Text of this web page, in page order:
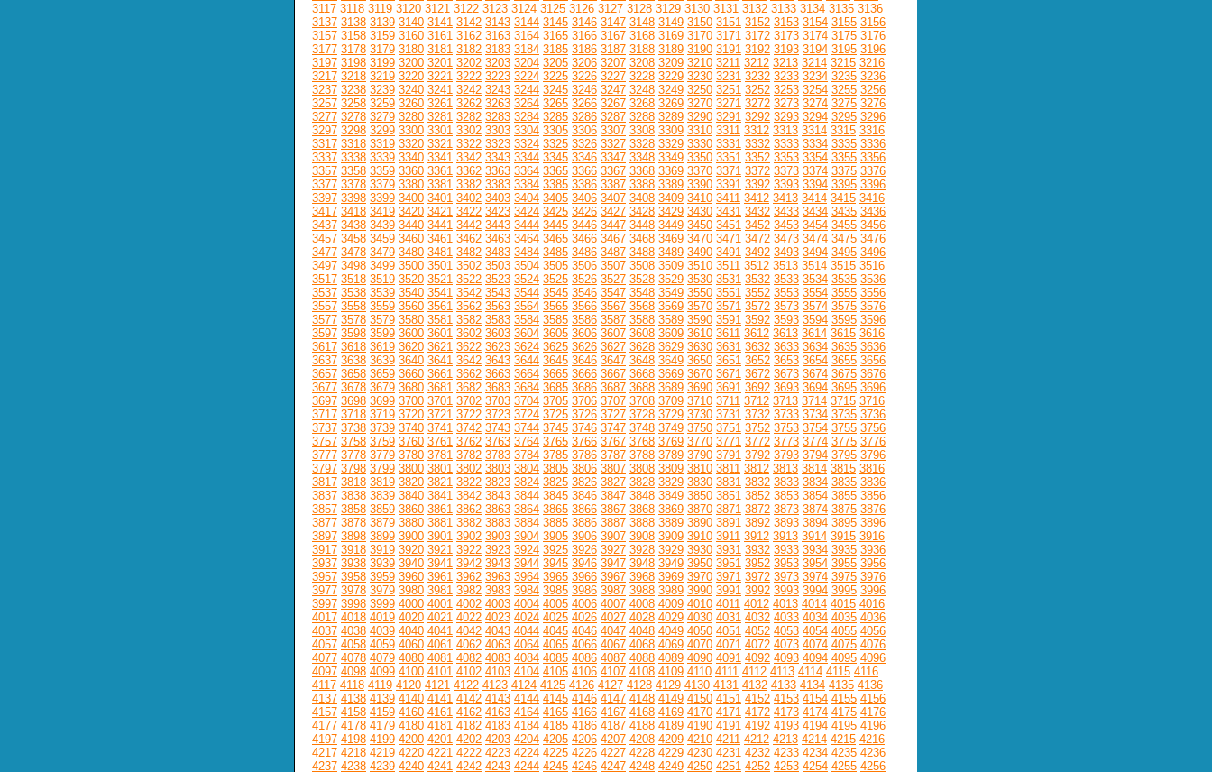
3117 3118 3119 3120 3121 3122 3123 3124 3125 3126 3127 3128 3129 3130 3131 3132 3133 3134 3135 3136
3137 3138 3139 3140 3141 3142 3143 3144 3145 3146 3147 3148 3149 3150 3151 3152 3153 3154 3155 3156
3157 3158 3159 3160 3161 3162 3163 3164 3165 3166 3167 3168 3169 3170 3171 3172 3173 3174 3175 3176
3177 3178 3179 3180 3181 3182 3183 3184 3185 3186 3187 3188 3189 3190 3191 3192 3193 3194 3195 3196
3197 3198 3199 3200 3201 3202 3203 3204 3205 3206 3207 3208 3209 3210 3211 3212 3213 3214 3215 3216
3217 3218 3219 3220 3221 3222 3223 3224 3225 3226 3227 3228 3229 3230 3231 3232 3233 3234 3235 3236
3237 3238 3239 3240 3241 3242 3243 3244 3245 3246 3247 3248 3249 3250 3251 3252 3253 3254 3255 3256
3257 3258 3259 3260 3261 3262 3263 3264 3265 3266 3267 3268 3269 3270 3271 3272 3273 3274 3275 3276
3277 3278 3279 3280 3281 3282 3283 3284 3285 3286 3287 3288 3289 3290 3291 3292 3293 3294 3295 3296
3297 3298 3299 3300 3301 3302 3303 3304 3305 3306 3307 3308 3309 3310 3311 3312 3313 3314 3315 3316
3317 3318 3319 3320 3321 3322 3323 3324 3325 3326 3327 3328 3329 3330 3331 3332 3333 3334 3335 3336
3337 3338 3339 3340 3341 3342 3343 3344 3345 3346 3347 3348 3349 3350 3351 3352 3353 3354 3355 3356
3357 3358 3359 3360 3361 3362 3363 3364 3365 3366 3367 3368 3369 3370 3371 3372 3373 3374 3375 3376
3377 3378 3379 3380 3381 3382 3383 3384 3385 3386 3387 3388 3389 3390 3391 3392 3393 3394 3395 3396
3397 3398 3399 3400 3401 3402 3403 3404 3405 3406 3407 3408 3409 3410 3411 3412 3413 3414 3415 3416
3417 3418 3419 3420 3421 3422 3423 3424 3425 3426 3427 3428 3429 3430 3431 3432 3433 3434 3435 3436
3437 3438 3439 3440 3441 3442 3443 3444 3445 3446 3447 3448 3449 3450 3451 3452 3453 3454 3455 3456
3457 3458 3459 3460 3461 3462 3463 3464 3465 3466 3467 3468 3469 3470 3471 3472 3473 3474 3475 3476
3477 3478 3479 3480 3481 3482 3483 3484 3485 3486 3487 3488 3489 3490 3491 3492 3493 3494 3495 3496
3497 3498 3499 3500 3501 3502 3503 3504 3505 3506 3507 3508 3509 3510 3511 3512 3513 3514 3515 3516
3517 3518 3519 3520 3521 3522 3523 3524 3525 3526 3527 3528 3529 3530 3531 3532 3533 3534 3535 3536
3537 3538 3539 3540 3541 3542 3543 3544 3545 3546 3547 3548 3549 3550 3551 3552 3553 3554 3555 3556
3557 3558 3559 3560 3561 3562 3563 3564 3565 3566 3567 3568 3569 3570 3571 3572 3573 3574 3575 3576
3577 3578 3579 3580 3581 3582 3583 3584 3585 3586 3587 3588 3589 3590 3591 3592 3593 3594 3595 3596
3597 3598 3599 3600 3601 3602 3603 3604 3605 3606 3607 3608 3609 3610 3611 3612 3613 3614 3615 3616
3617 3618 3619 3620 3621 3622 3623 3624 3625 3626 3627 3628 3629 3630 3631 3632 3633 3634 3635 3636
3637 3638 3639 3640 3641 3642 3643 3644 3645 3646 3647 3648 3649 3650 3651 3652 3653 3654 3655 3656
3657 3658 3659 3660 3661 3662 3663 3664 3665 3666 3667 3668 3669 3670 3671 3672 3673 3674 3675 3676
3677 3678 3679 3680 3681 3682 3683 3684 3685 3686 3687 3688 3689 3690 3691 3692 3693 3694 3695 3696
3697 3698 3699 3700 3701 3702 3703 3704 3705 3706 3707 3708 3709 3710 3711 3712 3713 3714 3715 3716
3717 3718 3719 3720 3721 3722 3723 3724 3725 3726 3727 3728 3729 3730 3731 3732 3733 3734 3735 3736
3737 3738 3739 3740 3741 3742 3743 3744 3745 3746 3747 3748 3749 3750 3751 3752 3753 3754 3755 3756
3757 3758 3759 3760 3761 3762 3763 3764 3765 3766 3767 3768 3769 3770 3771 3772 3773 3774 3775 3776
3777 3778 3779 3780 3781 3782 3783 3784 3785 3786 3787 3788 3789 3790 3791 3792 3793 3794 3795 3796
3797 3798 3799 3800 3801 3802 3803 3804 3805 3806 3807 3808 3809 3810 3811 3812 3813 3814 3815 3816
3817 3818 3819 3820 3821 3822 3823 3824 3825 3826 3827 3828 3829 3830 3831 3832 3833 3834 3835 3836
3837 3838 3839 3840 3841 3842 3843 3844 3845 3846 3847 3848 3849 3850 3851 3852 3853 3854 3855 3856
3857 3858 3859 3860 3861 3862 3863 3864 3865 3866 3867 3868 3869 3870 3871 3872 3873 3874 3875 3876
3877 3878 3879 3880 3881 3882 3883 3884 3885 3886 3887 3888 3889 3890 3891 3892 3893 3894 3895 3896
3897 3898 3899 3900 3901 3902 3903 3904 3905 3906 3907 3908 3909 3910 3911 3912 3913 3914 3915 3916
3917 3918 3919 3920 3921 3922 3923 3924 3925 3926 3927 3928 3929 3930 3931 3932 3933 3934 3935 3936
3937 3938 3939 3940 3941 3942 3943 3944 3945 3946 3947 3948 3949 3950 3951 3952 3953 3954 3955 3956
3957 3958 3959 3960 3961 3962 3963 3964 3965 3966 3967 3968 3969 3970 3971 3972 3973 3974 3975 3976
3977 3978 3979 3980 3981 3982 3983 3984 3985 3986 3987 3988 3989 3990 3991 3992 3993 3994 3995 3996
3997 3998 3999 4000 4001 4002 4003 4004 4005 4006 4007 4008 4009 4010 4011 4012 4013 4014 4015 4016
4017 4018 4019 4020 4021 4022 4023 4024 4025 4026 4027 4028 4029 4030 4031 4032 4033 4034 4035 4036
4037 4038 4039 4040 4041 4042 4043 4044 4045 4046 4047 4048 4049 4050 4051 4052 4053 4054 4055 4056
4057 4058 4059 4060 4061 4062 4063 4064 4065 4066 4067 4068 4069 4070 4071 4072 4073 4074 4075 4076
4077 4078 4079 4080 4081 4082 4083 4084 4085 4086 4087 4088 4089 4090 4091 4092 4093 4094 4095 4096
4097 4098 4099 4100 4101 4102 4103 4104 4105 4106 4107 4108 4109 4110 4111 4112 4113 4114 4115 4116
4117 4118 4119 4120 4121 4122 4123 4124 4125 4126 4127 4128 4129 4130 4131 4132 4133 4134 4135 4136
4137 4138 4139 4140 4141 4142 4143 4144 4145 4146 4147 4148 4149 4150 4151 4152 4153 4154 4155 4156
4157 4158 4159 4160 4161 4162 4163 4164 4165 4166 4167 4168 4169 4170 4171 4172 4173 4174 4175 4176
4177 4178 4179 4180 4181 4182 4183 4184 4185 4186 4187 4188 4189 4190 4191 4192 4193 4194 4195 4196
4197 4198 4199 4200 4201 4202 4203 4204 4205 4206 4207 4208 4209 4210 4211 4212 4213 4214 4215 4216
4217 4218 4219 4220 4221 4222 4223 4224 4225 4226 4227 4228 4229 4230 4231 4232 4233 4234 4235 4236
4237 4238 4239 4240 4241 4242 4243 4244 4245 4246 4247 4248 4249 4250 4251 4252 4253 4254 4255 4256